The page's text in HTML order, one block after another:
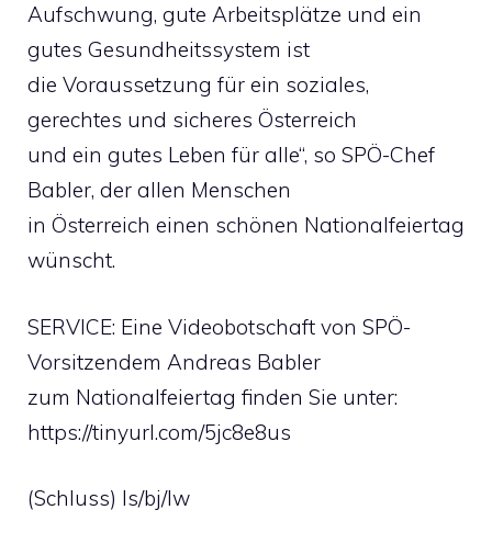
Aufschwung, gute Arbeitsplätze und ein
gutes Gesundheitssystem ist
die Voraussetzung für ein soziales,
gerechtes und sicheres Österreich
und ein gutes Leben für alle“, so SPÖ-Chef
Babler, der allen Menschen
in Österreich einen schönen Nationalfeiertag
wünscht.
SERVICE: Eine Videobotschaft von SPÖ-
Vorsitzendem Andreas Babler
zum Nationalfeiertag finden Sie unter:
https://tinyurl.com/5jc8e8us
(Schluss) ls/bj/lw